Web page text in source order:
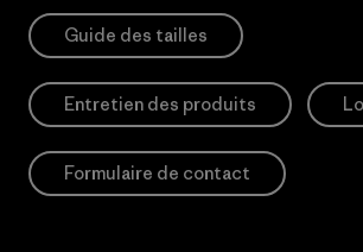
Guide des tailles
Entretien des produits
Formulaire de contact